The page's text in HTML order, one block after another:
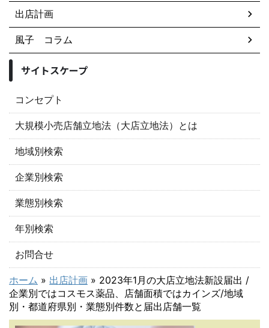
出店計画
風子 コラム
サイトスケープ
コンセプト
大規模小売店舗立地法（大店立地法）とは
地域別検索
企業別検索
業態別検索
年別検索
お問合せ
ホーム » 出店計画 » 2023年1月の大店立地法新設届出 /
企業別ではコスモス薬品、店舗面積ではカインズ/地域
別・都道府県別・業態別件数と届出店舗一覧